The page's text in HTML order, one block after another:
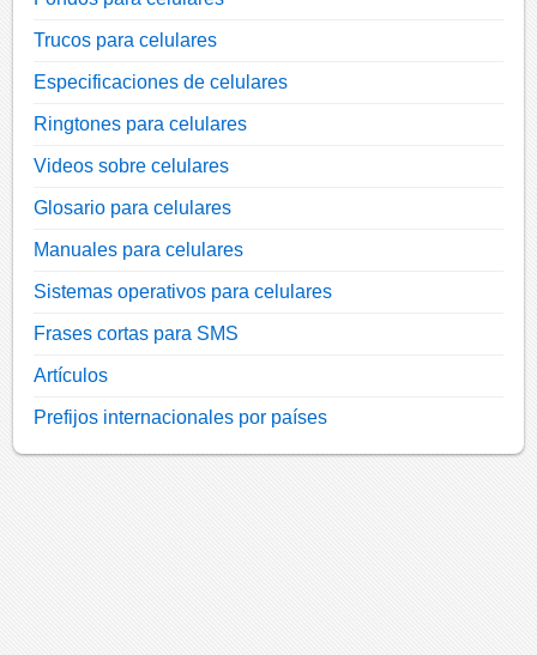
Trucos para celulares
Especificaciones de celulares
Ringtones para celulares
Videos sobre celulares
Glosario para celulares
Manuales para celulares
Sistemas operativos para celulares
Frases cortas para SMS
Artículos
Prefijos internacionales por países